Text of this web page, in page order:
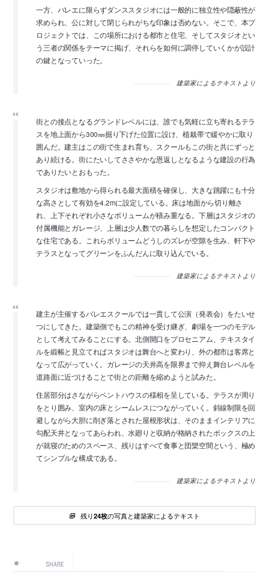
一方、バレエに限らずダンススタジオには一般的に独立性や隠蔽性が
求められ、公に対して閉じられがちな印象は否めない。そこで、本プ
ロジェクトでは、この場所における都市と住宅、そしてスタジオとい
う三者の関係をテーマに掲げ、それらを如何に調停していくかが設計
の鍵となっていった。
建築家によるテキストより
街との接点となるグランドレベルには、誰でも気軽に立ち寄れるテラ
スを地上面から300㎜掘り下げた位置に設け、植栽帯で緩やかに取り
囲んだ。建主はこの街で生まれ育ち、スクールもこの街と共にずっと
あり続ける。街にたいしてささやかな恩返しとなるような建設の行為
でありたいとおもった。
スタジオは敷地から得られる最大面積を確保し、大きな跳躍にも十分
な高さとして有効を4.2mに設定している。床は地面から切り離さ
れ、上下それぞれ小さなボリュームが積み重なる。下層はスタジオの
付属機能とガレージ、上層は少人数での暮らしを想定したコンパクト
な住宅である。これらボリュームどうしのズレが空隙を生み、軒下や
テラスとなってグリーンをふんだんに取り込んでいる。
建築家によるテキストより
建主が主催するバレエスクールでは一貫して公演（発表会）をたいせ
つにしてきた。建築側でもこの精神を受け継ぎ、劇場を一つのモデル
として考えてみることにする。北側開口をプロセニアム、テキスタイ
ルを緞帳と見立てればスタジオは舞台へと変わり、外の都市は客席と
なって広がっていく。ガレージの天井高を限界まで抑え舞台レベルを
道路面に近づけることで街との距離を縮めようと試みた。
住居部分はさながらペントハウスの様相を呈している。テラスが周り
をとり囲み、室内の床とシームレスにつながっていく。斜線制限を回
避しながら大胆に削ぎ落とされた屋根形状は、そのままインテリアに
勾配天井となってあらわれ、水廻りと収納が格納されたボックスの上
が就寝のためのスペース、残りはすべて食事と団欒空間という、極め
てシンプルな構成である。
建築家によるテキストより
残り24枚の写真と建築家によるテキスト
SHARE